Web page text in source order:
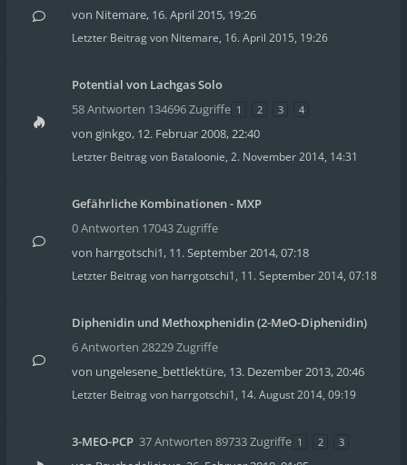
von Nitemare, 16. April 2015, 19:26
Letzter Beitrag von Nitemare, 16. April 2015, 19:26
Potential von Lachgas Solo
58 Antworten 134696 Zugriffe 1 2 3 4
von ginkgo, 12. Februar 2008, 22:40
Letzter Beitrag von Bataloonie, 2. November 2014, 14:31
Gefährliche Kombinationen - MXP
0 Antworten 17043 Zugriffe
von harrgotschi1, 11. September 2014, 07:18
Letzter Beitrag von harrgotschi1, 11. September 2014, 07:18
Diphenidin und Methoxphenidin (2-MeO-Diphenidin)
6 Antworten 28229 Zugriffe
von ungelesene_bettlektüre, 13. Dezember 2013, 20:46
Letzter Beitrag von harrgotschi1, 14. August 2014, 09:19
3-MEO-PCP 37 Antworten 89733 Zugriffe 1 2 3